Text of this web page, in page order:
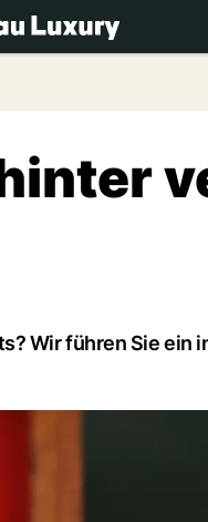
Wir führen Sie ein